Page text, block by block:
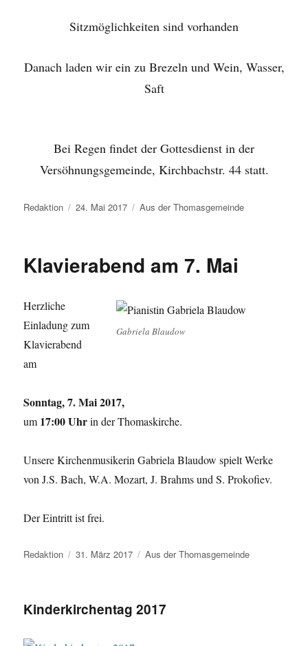
Sitzmöglichkeiten sind vorhanden
Danach laden wir ein zu Brezeln und Wein, Wasser,
Saft
Bei Regen findet der Gottesdienst in der
Versöhnungsgemeinde, Kirchbachstr. 44 statt.
Autor
Redaktion
Veröffentlicht
24. Mai 2017 Kategorien
Aus der Thomasgemeinde
Klavierabend am 7. Mai
Gabriela Blaudow
Herzliche
Einladung zum
Klavierabend
am
Sonntag, 7. Mai 2017,
um 17:00 Uhrin der Thomaskirche.
Unsere Kirchenmusikerin Gabriela Blaudow spielt Werke
von J.S. Bach, W.A. Mozart, J. Brahms und S. Prokofiev.
Der Eintritt ist frei.
Autor
Redaktion
Veröffentlicht
31. März 2017 Kategorien
Aus der Thomasgemeinde
Kinderkirchentag 2017